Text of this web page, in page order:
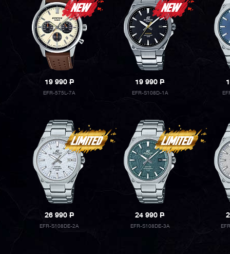
19 990P
EFR-575L-7A
19 990P
EFR-S108D-1A
26 990P
EFR-S108DE-2A
24 990P
EFR-S108DE-3A